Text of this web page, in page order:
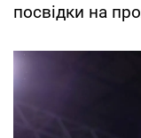
посвідки на